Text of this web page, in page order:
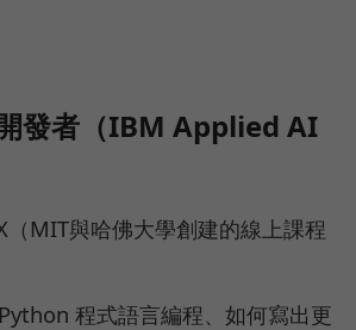
發者（IBM Applied AI
（MIT與哈佛大學創建的線上課程
程式語言編程、如何寫出更